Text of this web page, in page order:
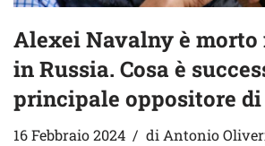
Alexei Navalny è morto
in Russia. Cosa è
principale oppositore
16 Febbraio 2024 diAntonio